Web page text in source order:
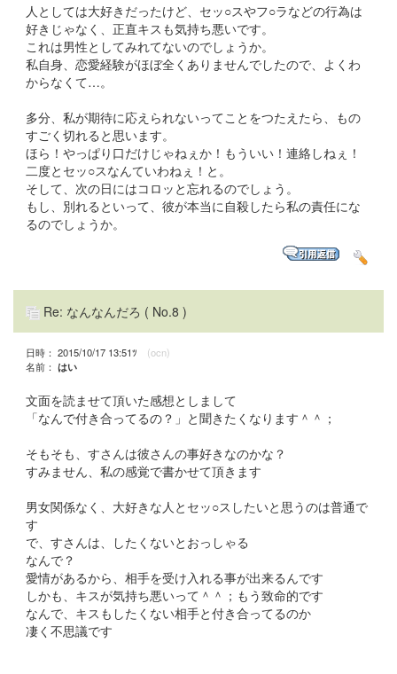
人としては大好きだったけど、セッ○スやフ○ラなどの行為は
好きじゃなく、正直キスも気持ち悪いです。
これは男性としてみれてないのでしょうか。
私自身、恋愛経験がほぼ全くありませんでしたので、よくわ
からなくて…。
多分、私が期待に応えられないってことをつたえたら、もの
すごく切れると思います。
ほら！やっぱり口だけじゃねぇか！もういい！連絡しねぇ！
二度とセッ○スなんていわねぇ！と。
そして、次の日にはコロッと忘れるのでしょう。
もし、別れるといって、彼が本当に自殺したら私の責任にな
るのでしょうか。
Re: なんなんだろ ( No.8 )
日時： 2015/10/17 13:51ﾂ (ocn)
名前： はい
文面を読ませて頂いた感想としまして
「なんで付き合ってるの？」と聞きたくなります＾＾；
そもそも、すさんは彼さんの事好きなのかな？
すみません、私の感覚で書かせて頂きます
男女関係なく、大好きな人とセッ○スしたいと思うのは普通で
す
で、すさんは、したくないとおっしゃる
なんで？
愛情があるから、相手を受け入れる事が出来るんです
しかも、キスが気持ち悪いって＾＾；もう致命的です
なんで、キスもしたくない相手と付き合ってるのか
凄く不思議です